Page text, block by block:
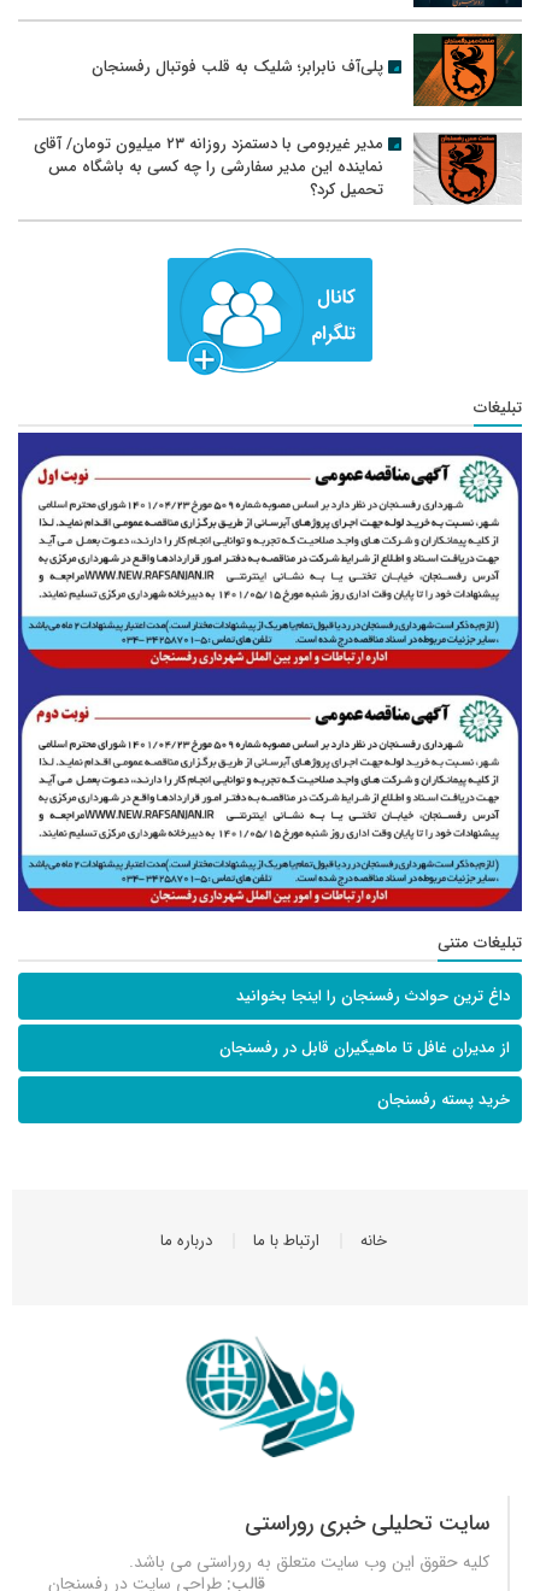
پلی‌آف نابرابر؛ شلیک به قلب فوتبال رفسنجان
مدیر غیربومی با دستمزد روزانه ۲۳ میلیون تومان/ آقای
نماینده این مدیر سفارشی را چه کسی به باشگاه مس
تحمیل کرد؟
تبلیغات
تبلیغات متنی
داغ ترین حوادث رفسنجان را اینجا بخوانید
از مدیران غافل تا ماهیگیران قابل در رفسنجان
خرید پسته رفسنجان
خانه ارتباط با ما درباره ما
سایت تحلیلی خبری روراستی
کلیه حقوق این وب سایت متعلق به روراستی می باشد.
قالب: طراحی سایت در رفسنجان